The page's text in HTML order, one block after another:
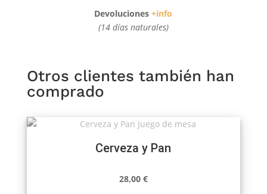
Devoluciones+info
(14 días naturales)
Otros clientes también han
comprado
Cerveza y Pan
28,00 €